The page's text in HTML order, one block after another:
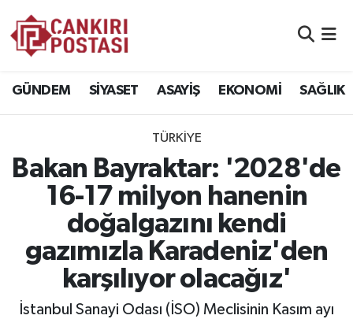
GÜNDEM SİYASET ASAYİŞ EKONOMİ SAĞLIK
TÜRKİYE
Bakan Bayraktar: '2028'de
16-17 milyon hanenin
doğalgazını kendi
gazımızla Karadeniz'den
karşılıyor olacağız'
İstanbul Sanayi Odası (İSO) Meclisinin Kasım ayı
EKONOMİ
SAĞLIK
SPOR
EĞİTİM
Trafik Durumu
Süper Lig Puan Durumu ve Fikstür
Tüm Manşetler
Son Dakika Haberleri